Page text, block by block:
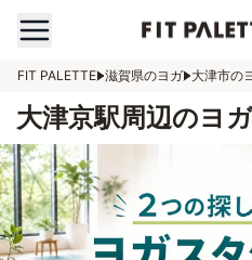
FIT PALETTE 滋賀県のヨガ 大津市の
大津京駅周辺のヨ